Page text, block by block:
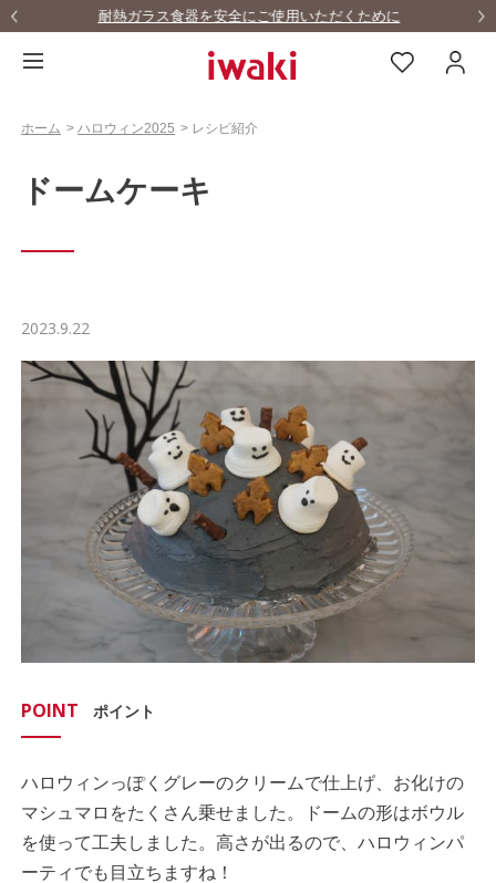
耐熱ガラス食器を安全にご使用いただくために
ホーム >ハロウィン2025 > レシピ紹介
ドームケーキ
2023.9.22
POINT ポイント
ハロウィンっぽくグレーのクリームで仕上げ、お化けの
マシュマロをたくさん乗せました。ドームの形はボウル
を使って工夫しました。高さが出るので、ハロウィンパ
ーティでも目立ちますね！